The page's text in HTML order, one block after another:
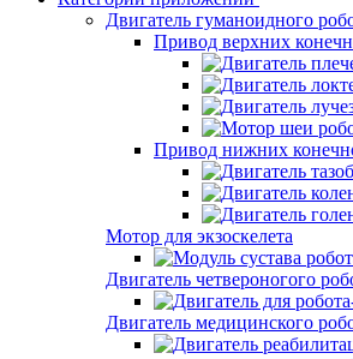
Двигатель гуманоидного
Привод верхних
Привод нижних
Мотор для экзоскелета
Двигатель четвероногого
Двигатель медицинского